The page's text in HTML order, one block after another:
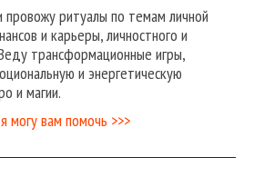
провожу ритуалы по темам личной
и карьеры, личностного и
трансформационные игры,
и энергетическую
и магии.
вам помочь >>>